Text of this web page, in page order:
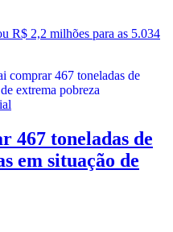
R$ 2,2 milhões para as 5.034
467 toneladas de
em situação de